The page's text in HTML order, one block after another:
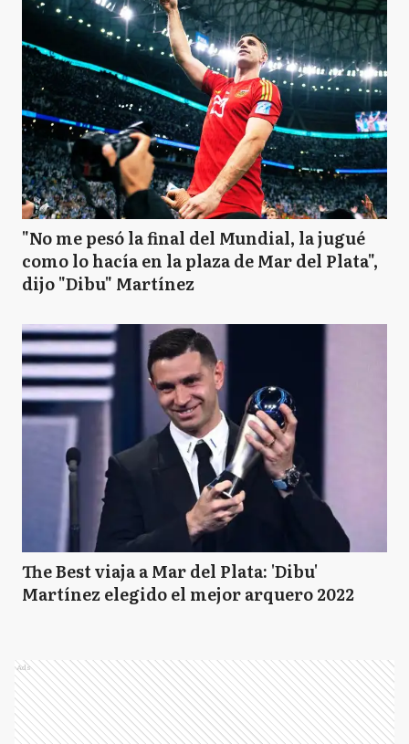
"No me pesó la final del Mundial, la jugué
como lo hacía en la plaza de Mar del Plata",
dijo "Dibu" Martínez
The Best viaja a Mar del Plata: 'Dibu'
Martínez elegido el mejor arquero 2022
Ads